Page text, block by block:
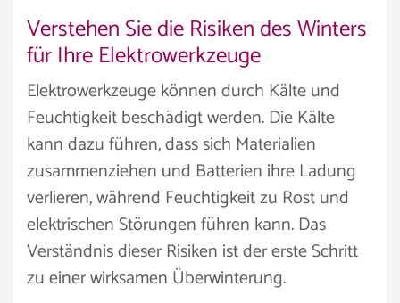
Verstehen Sie die Risiken des Winters
für Ihre Elektrowerkzeuge
Elektrowerkzeuge können durch Kälte und
Feuchtigkeit beschädigt werden. Die Kälte
kann dazu führen, dass sich Materialien
zusammenziehen und Batterien ihre Ladung
verlieren, während Feuchtigkeit zu Rost und
elektrischen Störungen führen kann. Das
Verständnis dieser Risiken ist der erste Schritt
zu einer wirksamen Überwinterung.